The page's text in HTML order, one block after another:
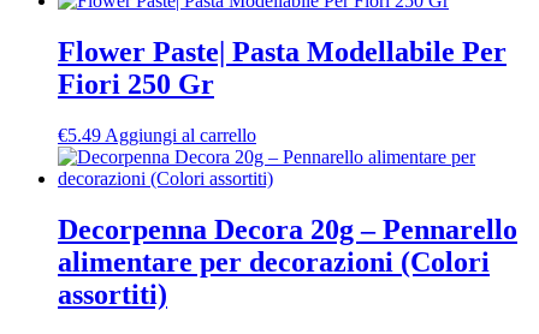
Flower Paste| Pasta Modellabile Per
Fiori 250 Gr
€5.49 Aggiungi al carrello
Decorpenna Decora 20g – Pennarello
alimentare per decorazioni (Colori
assortiti)